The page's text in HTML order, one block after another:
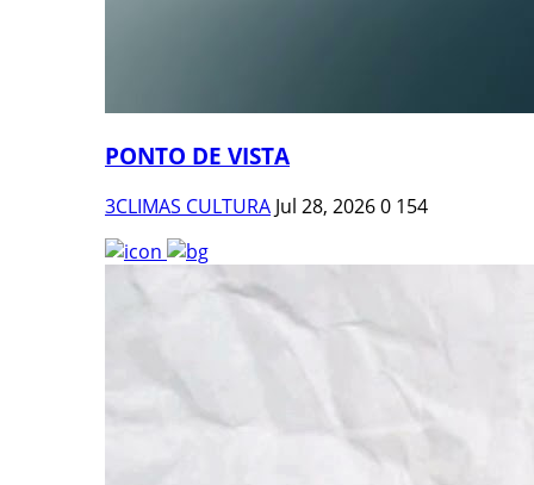
PONTO DE VISTA
3CLIMAS CULTURA Jul 28, 20260 154